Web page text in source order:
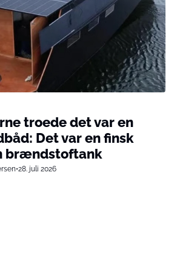
troede det var en
Det var en finsk
brændstoftank
•28. juli 2026